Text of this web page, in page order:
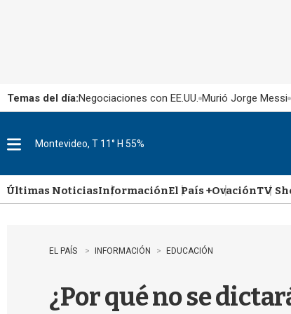
Temas del día:Negociaciones con EE.UU. Murió Jorge Messi
u
Montevideo, T 11° H 55%
Últimas NoticiasInformaciónEl País +OvaciónTV
EL PAÍS INFORMACIÓN EDUCACIÓN
¿Por qué no se